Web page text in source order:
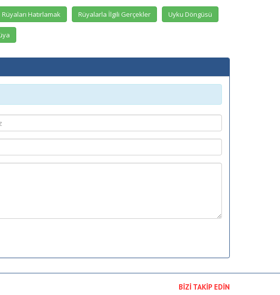
Rüyaları Hatırlamak Rüyalarla İlgili Gerçekler Uyku Döngüsü
BİZİ TAKİP EDİN